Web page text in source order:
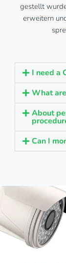
gestellt
erweitern
I need a
What
About
Can I